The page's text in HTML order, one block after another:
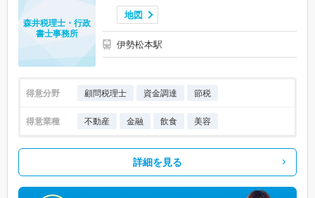
地図
伊勢松本駅
森井税理士・行政
書士事務所
得意分野 顧問税理士 資金調達 節税
得意業種 不動産 金融 飲食 美容
詳細を見る